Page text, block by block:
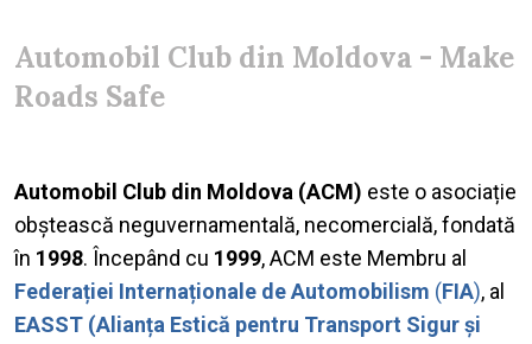
Automobil Club din Moldova - Make
Roads Safe
Automobil Club din Moldova (ACM) este o asociație
obștească neguvernamentală, necomercială, fondată
în 1998. Începând cu 1999, АСМ este Membru al
Federației Internaționale de Automobilism (FIA), al
EASST (Alianța Estică pentru Transport Sigur și